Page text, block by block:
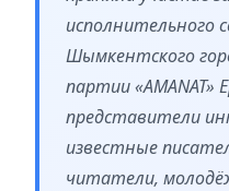
исполнительного
Шымкентского
партии «AMANAT»
представители
известные
читатели,